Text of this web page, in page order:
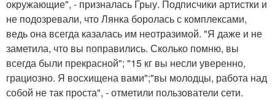
окружающие", - призналась Грыу. Подписчики артистки и
не подозревали, что Лянка боролась с комплексами,
ведь она всегда казалась им неотразимой. "Я даже и не
заметила, что вы поправились. Сколько помню, вы
всегда были прекрасной"; "15 кг вы несли уверенно,
грациозно. Я восхищена вами";"вы молодцы, работа над
собой не так проста", - отметили пользователи сети.